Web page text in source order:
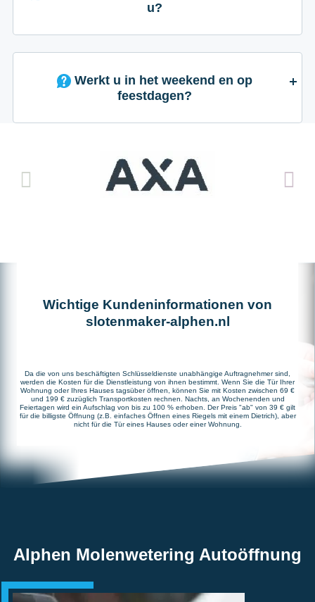
u?
Werkt u in het weekend en op
feestdagen?
Wichtige Kundeninformationen von
slotenmaker-alphen.nl
Da die von uns beschäftigten Schlüsseldienste unabhängige Auftragnehmer sind,
werden die Kosten für die Dienstleistung von ihnen bestimmt. Wenn Sie die Tür Ihrer
Wohnung oder Ihres Hauses tagsüber öffnen, können Sie mit Kosten zwischen 69 €
und 199 € zuzüglich Transportkosten rechnen. Nachts, an Wochenenden und
Feiertagen wird ein Aufschlag von bis zu 100 % erhoben. Der Preis "ab" von 39 € gilt
für die billigste Öffnung (z.B. einfaches Öffnen eines Riegels mit einem Dietrich), aber
nicht für die Tür eines Hauses oder einer Wohnung.
Alphen Molenwetering Autoöffnung